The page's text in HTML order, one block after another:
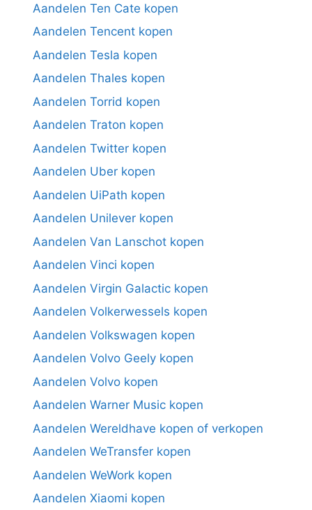
Aandelen Ten Cate kopen
Aandelen Tencent kopen
Aandelen Tesla kopen
Aandelen Thales kopen
Aandelen Torrid kopen
Aandelen Traton kopen
Aandelen Twitter kopen
Aandelen Uber kopen
Aandelen UiPath kopen
Aandelen Unilever kopen
Aandelen Van Lanschot kopen
Aandelen Vinci kopen
Aandelen Virgin Galactic kopen
Aandelen Volkerwessels kopen
Aandelen Volkswagen kopen
Aandelen Volvo Geely kopen
Aandelen Volvo kopen
Aandelen Warner Music kopen
Aandelen Wereldhave kopen of verkopen
Aandelen WeTransfer kopen
Aandelen WeWork kopen
Aandelen Xiaomi kopen